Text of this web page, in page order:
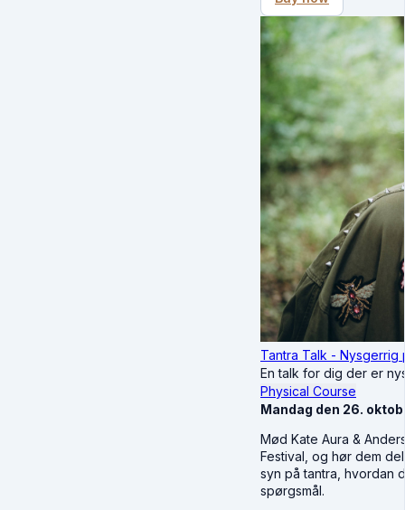
Tantra Talk - Nysgerrig
En talk for dig der er
Physical Course
Mandag den 26.
Mød Kate Aura &
Festival, og hør dem
syn på tantra, hvordan
spørgsmål.